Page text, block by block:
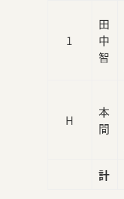
1
田
中
智
H
本
間
計